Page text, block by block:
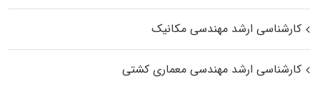
کارشناسی ارشد مهندسی مکانیک
کارشناسی ارشد مهندسی معماری کشتی